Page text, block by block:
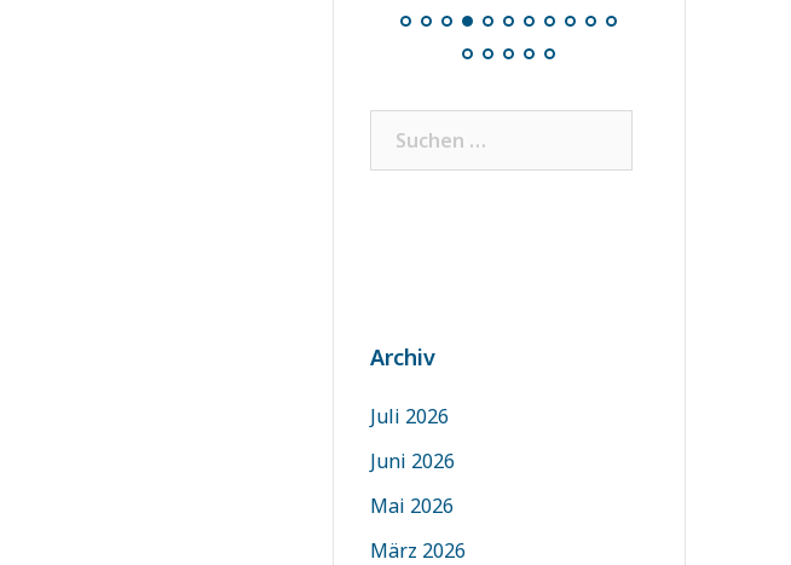
Archiv
Juli 2026
Juni 2026
Mai 2026
März 2026